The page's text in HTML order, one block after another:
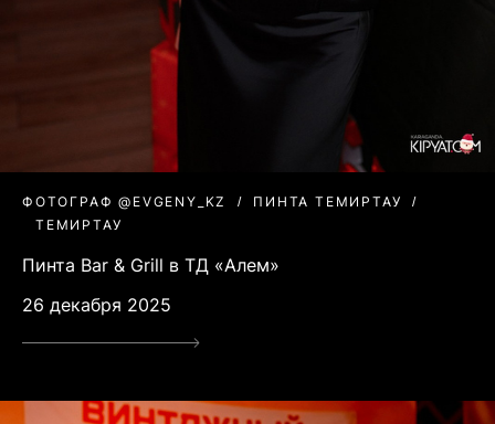
ФОТОГРАФ @EVGENY_KZ
ПИНТА ТЕМИРТАУ
ТЕМИРТАУ
Пинта Bar & Grill в ТД «Алем»
26 декабря 2025